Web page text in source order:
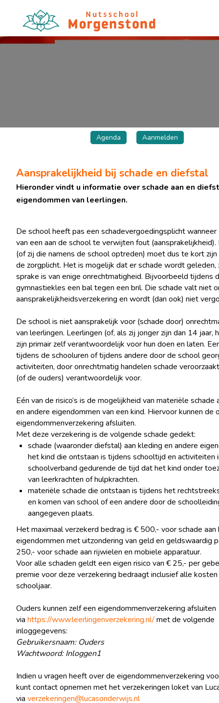
Agenda Aanmelden
Aansprakelijkheid bij schade en diefstal
Hieronder vindt u informatie over schade aan en
eigendommen van leerlingen.
De school heeft pas een schadevergoedingsplicht wanneer
van een aan de school te verwijten fout (aansprakelijkheid).
(of zij die namens de school optreden) moet dus te kort
de zorgplicht. Het is mogelijk dat er schade wordt geleden,
sprake is van enige onrechtmatigheid. Bijvoorbeeld tijdens
gymnastiekles een bal tegen een bril. Die schade valt niet
aansprakelijkheidsverzekering en wordt (dan ook) niet
De school is niet aansprakelijk voor (schade door)
van leerlingen. Leerlingen (of, als zij jonger zijn dan 14 jaar,
zijn primair zelf verantwoordelijk voor hun doen en laten.
tijdens de schooluren of tijdens andere door de school
activiteiten, door onrechtmatig handelen schade
(of de ouders) verantwoordelijk voor.
Eén van de risico’s is de mogelijkheid van materiële schade
en andere eigendommen van een kind. Hiervoor kunnen de
eigendommenverzekering afsluiten.
Met deze verzekering is de volgende schade gedekt:
schade (waaronder diefstal) aan kleding en andere
het kind die ontstaan is tijdens schooltijd en activiteiten
schoolverband gedurende de tijd dat het kind onder
van leerkrachten of hulpkrachten.
materiële schade die ontstaan is tijdens het
en komen van school of een andere door de
aangegeven plaats.
Het maximaal verzekerd bedrag is € 500,- voor schade aan
eigendommen met uitzondering van geld en geldswaardig
250,- voor schade aan rijwielen en mobiele apparatuur.
Voor alle schaden geldt een eigen risico van € 25,- per
premie voor deze verzekering bedraagt inclusief alle
schooljaar.
Ouders kunnen zelf een eigendommenverzekering afsluiten
via https://www.leerlingenverzekering.nl/met de volgende
inloggegevens:
Gebruikersnaam: Ouders
Wachtwoord: Inloggen1
Indien u vragen heeft over de eigendommenverzekering
kunt contact opnemen met het verzekeringen loket van
via verzekeringen@lucasonderwijs.nl